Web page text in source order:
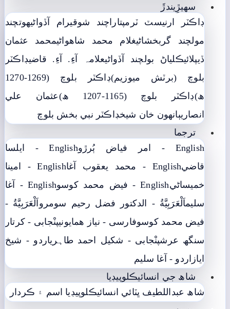
سھيڙِيندڙَ
ڊاڪٽر ارنيسٽ ٽرمپتاراچند شوقيرام آڏواڻيھوتچند
مولچند گربخشاڻيغلام محمد شاھواڻيمحمد عثمان
ڏيپلائيڪلياڻ بولچند آڏواڻيعلامہ آءِ. آءِ. قاضيڊاڪٽر
بلوچ (برٽش ميوزيم)
ڊاڪٽر بلوچ (1269-1270
ھ)ڊاڪٽر بلوچ (1165-1207 ھ)
عثمان علي
انصاريٻانهون خان شيخڊاڪٽر نبي بخش بلوچ
ترجما
English - امر فياض ٻُرڙو
English - ايلسا
قاضيEnglish - محمد يعقوب آغا
English - امينا
خميساڻيEnglish - فيض محمد کوسو
English - آغا
سليماَلْعَرَبِيَّةُ - الدکتور فضل رحیم سومرو اَلْعَرَبِيَّةُ -
فيض محمد کوسوفارسی - نياز ھمايونيپنْجابی - کرتار
سنگھ عرشپنْجابی - شکیل احمد طاہریاردو - شيخ
اياز اردو - آغا سليم
شاھ جي انسائيڪلوپيڊيا
شاھ عبداللطيف ڀٽائي انسائيڪلوپيڊيا اسم ۽ ڪردار